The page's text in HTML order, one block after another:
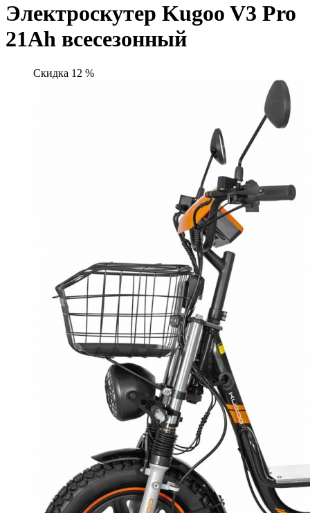
Электроскутер Kugoo V3 Pro
21Ah всесезонный
Скидка 12 %